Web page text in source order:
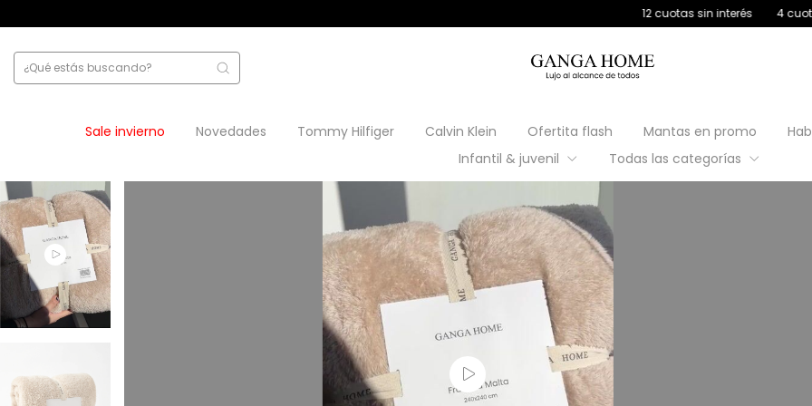
12 cuotas sin interés 4 cuotas s/interés
Sale invierno Novedades Tommy Hilfiger Calvin Klein Ofertita flash Mantas en promo
Infantil & juvenil
Todas las categorías